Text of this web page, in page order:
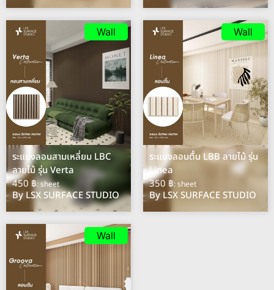
Wall
ระแนงลอนสามเหลี่ยม LBC
ลายไม้ รุ่น Verta
450 ฿: sheet
By LSX SURFACE STUDIO
Wall
ระแนงลอนตื้น LBB ลายไม้ รุ่น
Linea
350 ฿: sheet
By LSX SURFACE STUDIO
Wall